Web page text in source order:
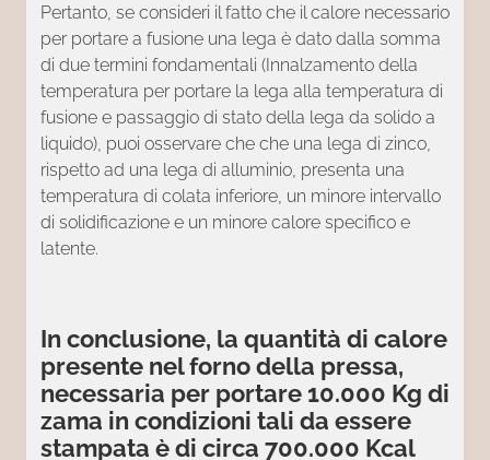
Pertanto, se consideri il fatto che il calore necessario
per portare a fusione una lega è dato dalla somma
di due termini fondamentali (Innalzamento della
temperatura per portare la lega alla temperatura di
fusione e passaggio di stato della lega da solido a
liquido), puoi osservare che che una lega di zinco,
rispetto ad una lega di alluminio, presenta una
temperatura di colata inferiore, un minore intervallo
di solidificazione e un minore calore specifico e
latente.
In conclusione, la quantità di calore
presente nel forno della pressa,
necessaria per portare 10.000 Kg di
zama in condizioni tali da essere
stampata è di circa 700.000 Kcal